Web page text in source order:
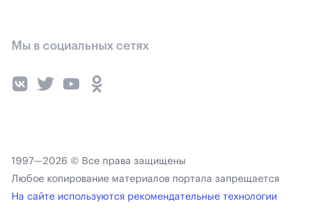
Мы в социальных сетях
1997—2026 © Все права защищены
Любое копирование материалов портала запрещается
На сайте используются рекомендательные технологии